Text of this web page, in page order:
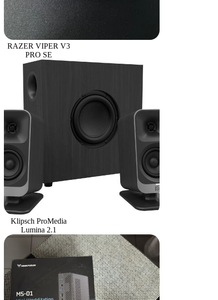
RAZER VIPER V3
PRO SE
Klipsch ProMedia
Lumina 2.1